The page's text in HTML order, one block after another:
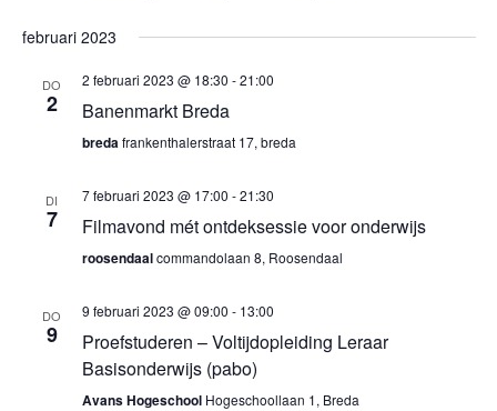
februari 2023
DO
2
2 februari 2023 @ 18:30 -21:00
Banenmarkt Breda
bredafrankenthalerstraat 17, breda
DI
7
7 februari 2023 @ 17:00 -21:30
Filmavond mét ontdeksessie voor onderwijs
roosendaalcommandolaan 8, Roosendaal
DO
9
9 februari 2023 @ 09:00 - 13:00
Proefstuderen – Voltijdopleiding Leraar
Basisonderwijs (pabo)
Avans Hogeschool Hogeschoollaan 1, Breda